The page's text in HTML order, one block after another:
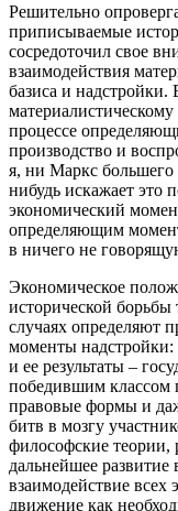
Решительно
приписываемые
сосредоточил свое
взаимодействия
базиса и
процессе
производство и
я, ни Маркс большего
нибудь искажает это
экономический
определяющим
в ничего не
Экономическое
исторической
случаях определяют
моменты
и ее результаты –
победившим классом
правовые формы и
битв в мозгу
философские теории,
дальнейшее
взаимодействие всех
движение как